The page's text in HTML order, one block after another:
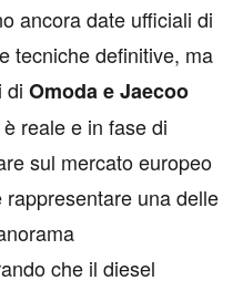
ancora date ufficiali di
tecniche definitive, ma
di Omoda e Jaecoo
reale e in fase di
sul mercato europeo
una delle
che il diesel